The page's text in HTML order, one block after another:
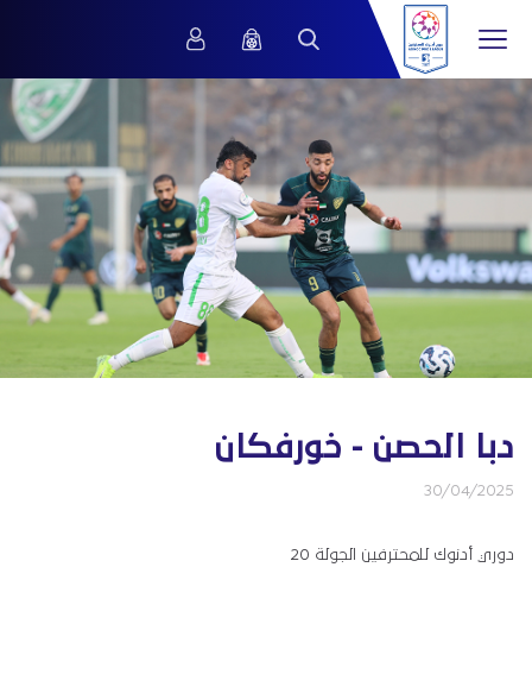
دبا الحصن - خورفكان
30/04/2025
دوري أدنوك للمحترفين الجولة 20